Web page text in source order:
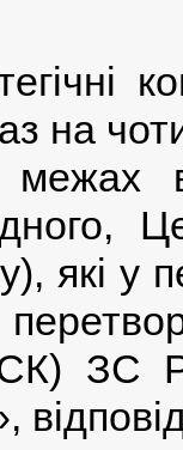
на
які у
ЗС